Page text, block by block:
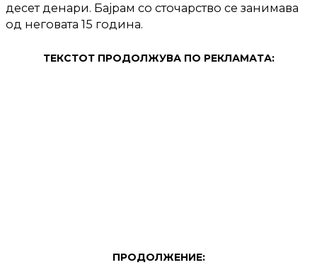
десет денари. Бајрам со сточарство се занимава
од неговата 15 година.
ТЕКСТОТ ПРОДОЛЖУВА ПО РЕКЛАМАТА:
ПРОДОЛЖЕНИЕ: